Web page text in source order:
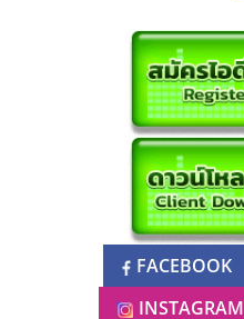
FACEBOOK
INSTAGRAM